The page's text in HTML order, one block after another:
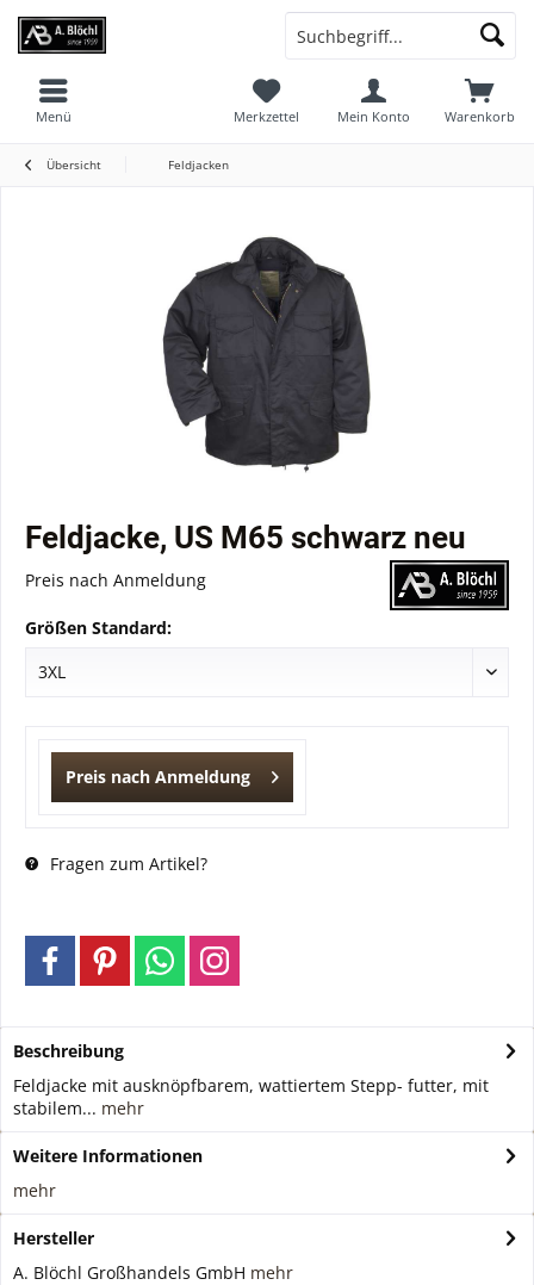
Warenkorb
Merkzettel Mein Konto
Menü
Übersicht Feldjacken
Feldjacke, US M65 schwarz neu
Preis nach Anmeldung
Größen Standard:
Preis nach Anmeldung
Fragen zum Artikel?
Beschreibung
Feldjacke mit ausknöpfbarem, wattiertem Stepp- futter, mit
stabilem... mehr
Weitere Informationen
mehr
Hersteller
A. Blöchl Großhandels GmbH mehr